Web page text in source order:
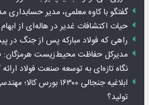
گفتگو با کاوه معلمی، مدیر حسابداری
حیات اکتشافات غدیر در هاله‌ای از ابهام
راهی که فولاد مبارکه پس از جنگ در
مدیرکل حفاظت محیط‌زیست هرمزگان:
نگاه تازه‌ای به توسعه صنعت فولاد
ابلاغیه جنجالی ۱۶۳۰۰
تولید؟